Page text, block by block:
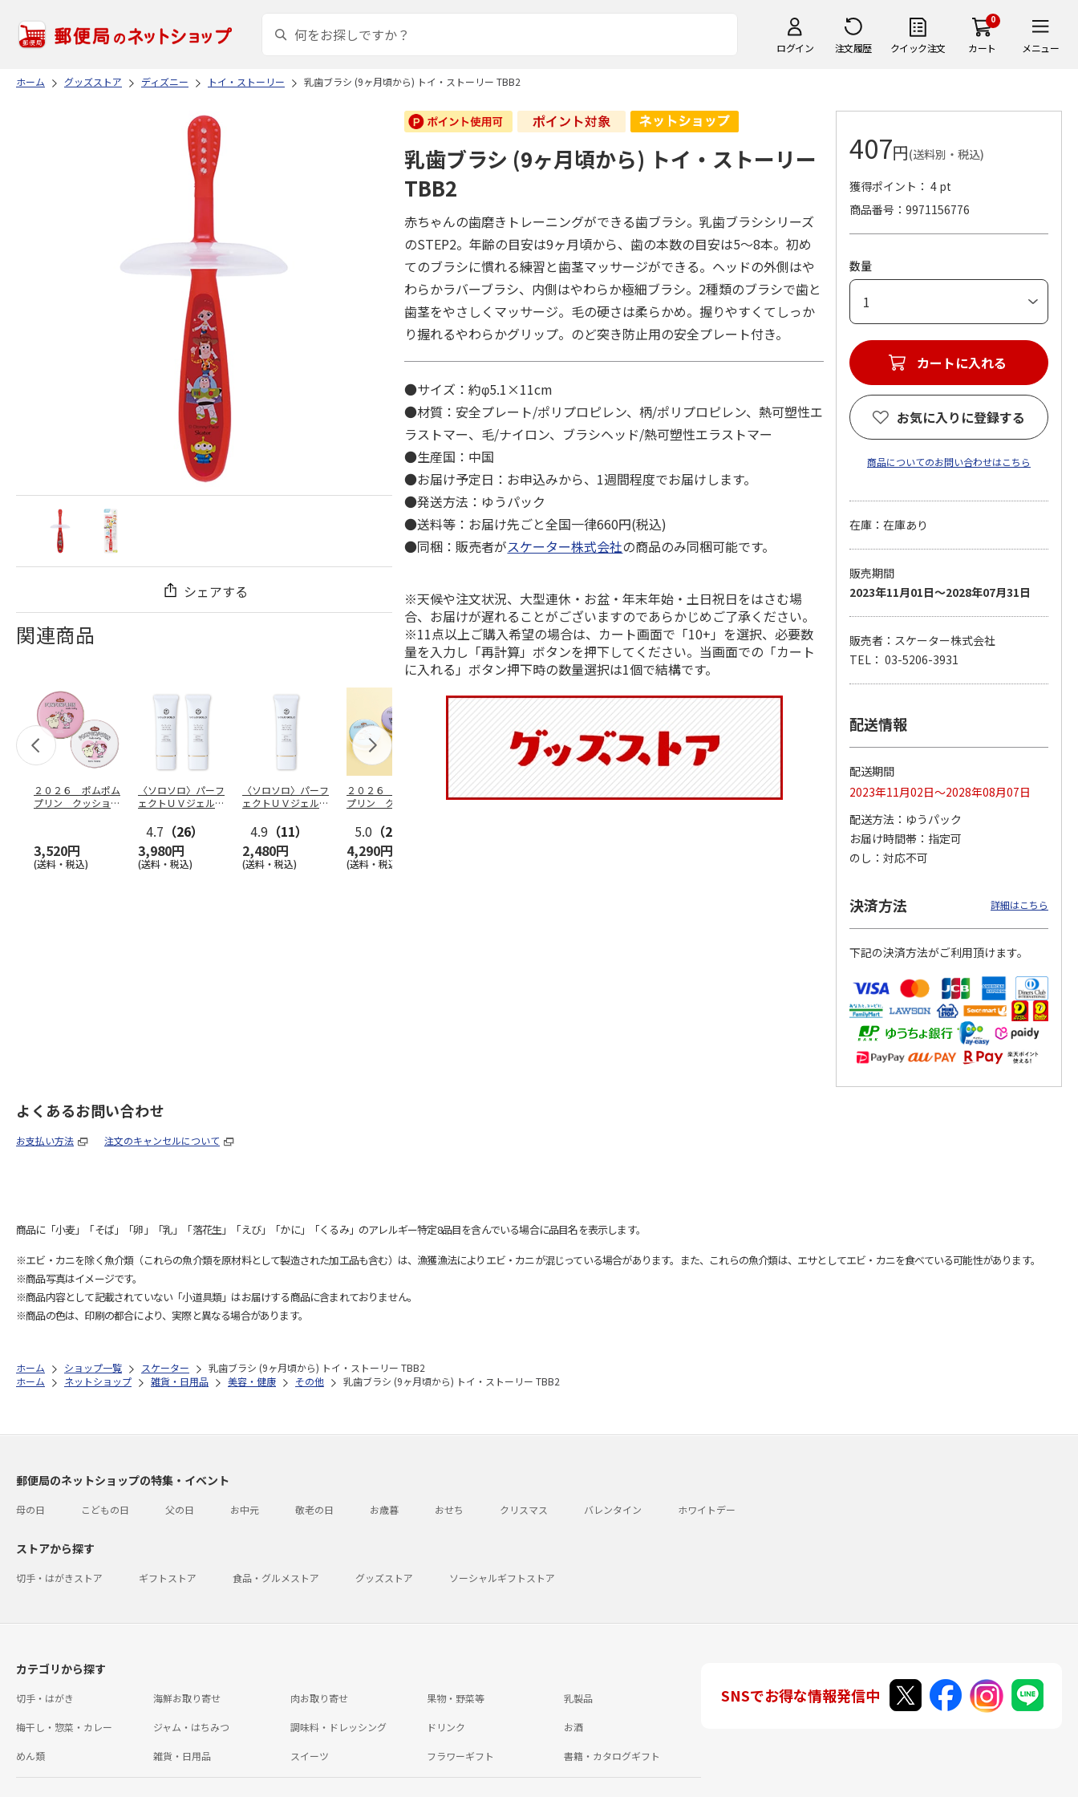
ログイン 注文履歴 クイック注文
0
カート メニュー
ホーム グッズストア ディズニー トイ・ストーリー 乳歯ブラシ (9ヶ月頃から) トイ・ストーリー TBB2
シェアする
関連商品
２０２６ ポムポム
プリン クッション
3,520円
(送料・税込)
〈ソロソロ〉パーフ
ェクトＵＶジェル
4.7 （26）
3,980円
(送料・税込)
〈ソロソロ〉パーフ
ェクトＵＶジェル
4.9 （11）
2,480円
(送料・税込)
２０２６ ポムポム
プリン クッション
個セ…
5.0 （2）
4,290円
(送料・税込)
ハローキティ スキ
ンクリーム３本セッ
〈ソロソロ〉パーフ
ェクトＵＶジェル
ハローキティ クッ
ションファンデーシ
２０２６ ポムポム
プリン フェイスパ
〈ソロソロ〉パーフ
２本
4.8（12）
3,980円
(送料・税込)
〈ソロソロ〉アクア
乳歯ブラシ (9ヶ月頃から) トイ・ストーリー
TBB2
赤ちゃんの歯磨きトレーニングができる歯ブラシ。乳歯ブラシシリーズ
のSTEP2。年齢の目安は9ヶ月頃から、歯の本数の目安は5～8本。初め
てのブラシに慣れる練習と歯茎マッサージができる。ヘッドの外側はや
わらかラバーブラシ、内側はやわらか極細ブラシ。2種類のブラシで歯と
歯茎をやさしくマッサージ。毛の硬さは柔らかめ。握りやすくてしっか
り握れるやわらかグリップ。のど突き防止用の安全プレート付き。
●サイズ：約φ5.1×11cm
●材質：安全プレート/ポリプロピレン、柄/ポリプロピレン、熱可塑性エ
ラストマー、毛/ナイロン、ブラシヘッド/熱可塑性エラストマー
●生産国：中国
●お届け予定日：お申込みから、1週間程度でお届けします。
●発送方法：ゆうパック
●送料等：お届け先ごと全国一律660円(税込)
●同梱：販売者がスケーター株式会社の商品のみ同梱可能です。
※天候や注文状況、大型連休・お盆・年末年始・土日祝日をはさむ場
合、お届けが遅れることがございますのであらかじめご了承ください。
※11点以上ご購入希望の場合は、カート画面で「10+」を選択、必要数
量を入力し「再計算」ボタンを押下してください。当画面での「カート
に入れる」ボタン押下時の数量選択は1個で結構です。
407円(送料別・税込)
獲得ポイント： 4 pt
商品番号
9971156776
数量
カートに入れる
お気に入りに登録する
商品についてのお問い合わせはこちら
在庫：在庫あり
販売期間
2023年11月01日～2028年07月31日
販売者：スケーター株式会社
TEL： 03-5206-3931
配送情報
配送期間
2023年11月02日～2028年08月07日
配送方法
ゆうパック
お届け時間帯
指定可
のし
対応不可
決済方法 詳細はこちら
下記の決済方法がご利用頂けます。
よくあるお問い合わせ
お支払い方法 注文のキャンセルについて
商品に「小麦」「そば」「卵」「乳」「落花生」「えび」「かに」「くるみ」のアレルギー特定8品目を含んでいる場合に品目名を表示します。
※エビ・カニを除く魚介類（これらの魚介類を原材料として製造された加工品も含む）は、漁獲漁法によりエビ・カニが混じっている場合があります。また、これらの魚介類は、エサとしてエビ・カニを食べている可能性があります。
※商品写真はイメージです。
※商品内容として記載されていない「小道具類」はお届けする商品に含まれておりません。
※商品の色は、印刷の都合により、実際と異なる場合があります。
ホーム ショップ一覧 スケーター
乳歯ブラシ (9ヶ月頃から) トイ・ストーリー TBB2
ホーム
ネットショップ 雑貨・日用品 美容・健康 その他 乳歯ブラシ (9ヶ月頃から) トイ・ストーリー TBB2
郵便局のネットショップの特集・イベント
母の日 こどもの日 父の日 お中元 敬老の日 お歳暮 おせち クリスマス バレンタイン ホワイトデー
ストアから探す
切手・はがきストア ギフトストア 食品・グルメストア グッズストア ソーシャルギフトストア
カテゴリから探す
切手・はがき 海鮮お取り寄せ 肉お取り寄せ 果物・野菜等 乳製品
梅干し・惣菜・カレー ジャム・はちみつ 調味料・ドレッシング ドリンク お酒
めん類 雑貨・日用品 スイーツ フラワーギフト 書籍・カタログギフト
SNSでお得な情報発信中